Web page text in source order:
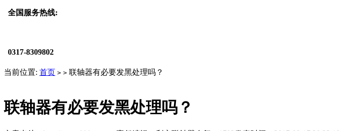
全国服务热线:
0317-8309802
当前位置: 首页 > > 联轴器有必要发黑处理吗？
联轴器有必要发黑处理吗？